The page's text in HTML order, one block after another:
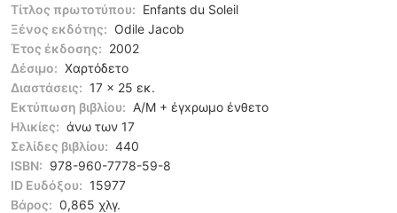
Τίτλος πρωτοτύπου: Enfants du Soleil
Ξένος εκδότης: Odile Jacob
Έτος έκδοσης: 2002
Δέσιμο: Χαρτόδετο
Διαστάσεις: 17 x 25 εκ.
Εκτύπωση βιβλίου: Α/Μ + έγxρωμο ένθετο
Ηλικίες: άνω των 17
Σελίδες βιβλίου: 440
ISBN: 978-960-7778-59-8
ID Ευδόξου: 15977
Βάρος: 0,865 χλγ.